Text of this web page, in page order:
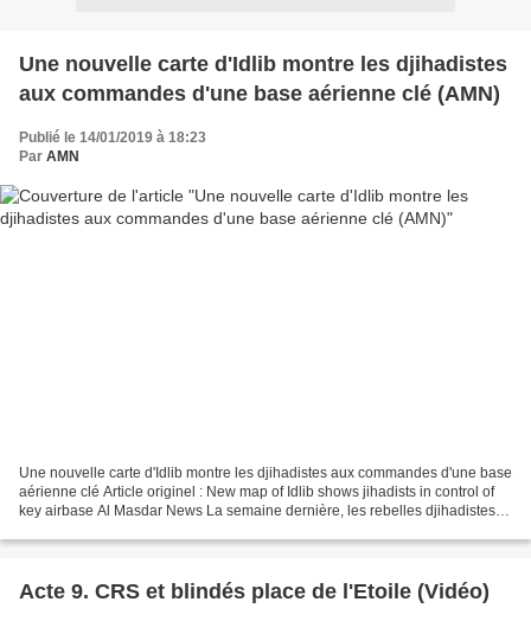
Une nouvelle carte d'Idlib montre les djihadistes
aux commandes d'une base aérienne clé (AMN)
Publié le 14/01/2019 à 18:23
Par AMN
Une nouvelle carte d'Idlib montre les djihadistes aux commandes d'une base
aérienne clé Article originel : New map of Idlib shows jihadists in control of
key airbase Al Masdar News La semaine dernière, les rebelles djihadistes
Acte 9. CRS et blindés place de l'Etoile (Vidéo)